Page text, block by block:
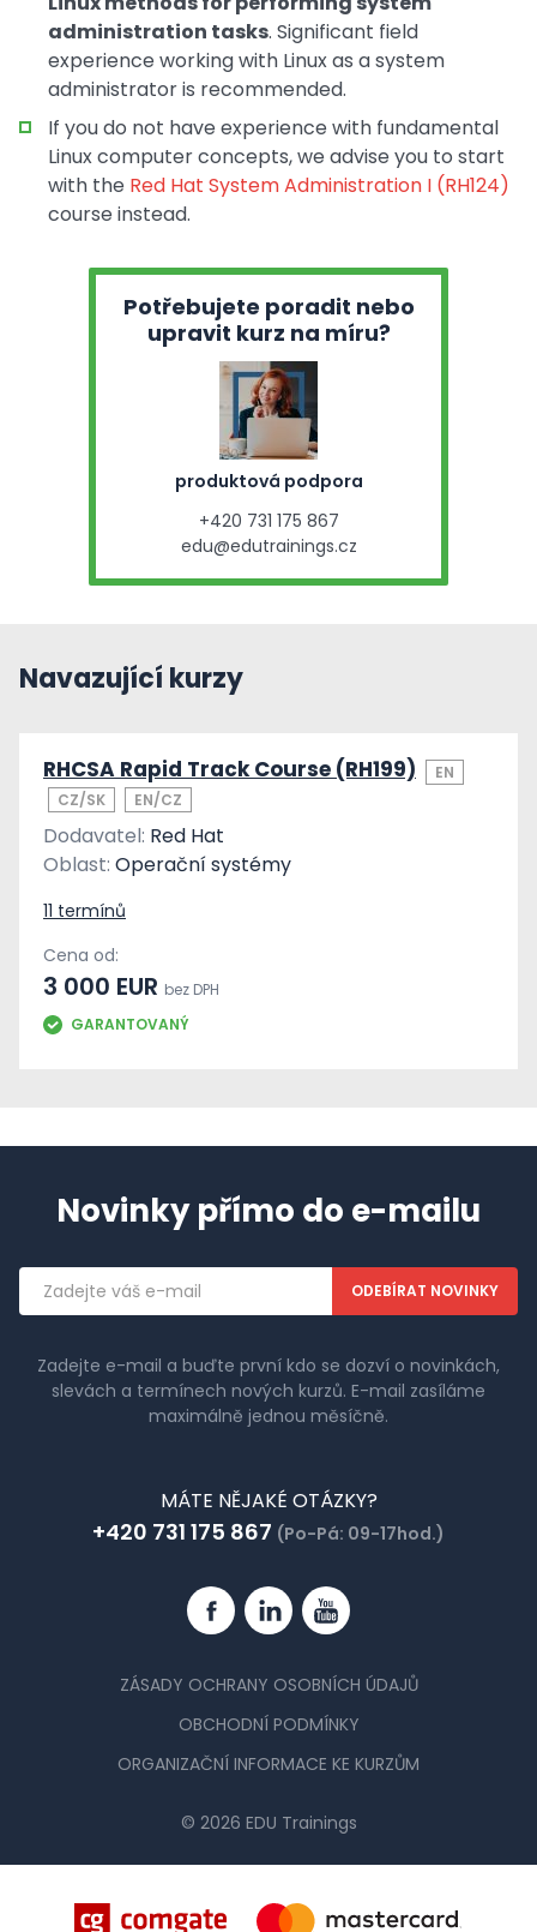
administration tasks. Significant field
experience working with Linux as a system
administrator is recommended.
If you do not have experience with fundamental
Linux computer concepts, we advise you to start
with the Red Hat System Administration I (RH124)
course instead.
Potřebujete poradit nebo
upravit kurz na míru?
produktová podpora
+420 731 175 867
edu@edutrainings.cz
Navazující kurzy
RHCSA Rapid Track Course (RH199)
EN
CZ/SK
EN/CZ
Dodavatel: Red Hat
Oblast: Operační systémy
11 termínů
Cena od:
3 000 EUR bez DPH
GARANTOVANÝ
Novinky přímo do e-mailu
Emailová
adresa
Zadejte e-mail a buďte první kdo se dozví o novinkách,
slevách a termínech nových kurzů. E-mail zasíláme
maximálně jednou měsíčně.
MÁTE NĚJAKÉ OTÁZKY?
+420 731 175 867 (Po-Pá: 09-17hod.)
FacebookLinkedinYouTube
ZÁSADY OCHRANY OSOBNÍCH ÚDAJŮ
OBCHODNÍ PODMÍNKY
ORGANIZAČNÍ INFORMACE KE KURZŮM
© 2026 EDU Trainings